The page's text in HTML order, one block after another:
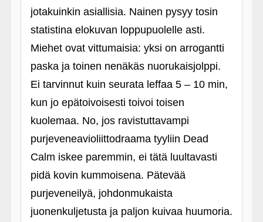
jotakuinkin asiallisia. Nainen pysyy tosin
statistina elokuvan loppupuolelle asti.
Miehet ovat vittumaisia: yksi on arrogantti
paska ja toinen nenäkäs nuorukaisjolppi.
Ei tarvinnut kuin seurata leffaa 5 – 10 min,
kun jo epätoivoisesti toivoi toisen
kuolemaa. No, jos ravistuttavampi
purjeveneavioliittodraama tyyliin Dead
Calm iskee paremmin, ei tätä luultavasti
pidä kovin kummoisena. Pätevää
purjeveneilyä, johdonmukaista
juonenkuljetusta ja paljon kuivaa huumoria.